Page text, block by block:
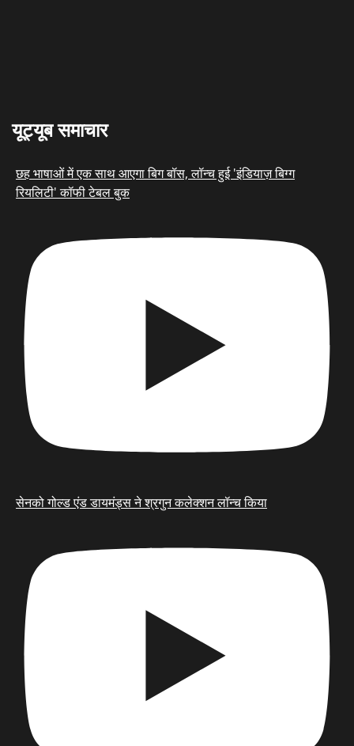
यूट्यूब समाचार
छह भाषाओं में एक साथ आएगा बिग बॉस, लॉन्च हुई 'इंडियाज़ बिग्ग
रियलिटी' कॉफी टेबल बुक
सेनको गोल्ड एंड डायमंड्स ने श्रगुन कलेक्शन लॉन्च किया